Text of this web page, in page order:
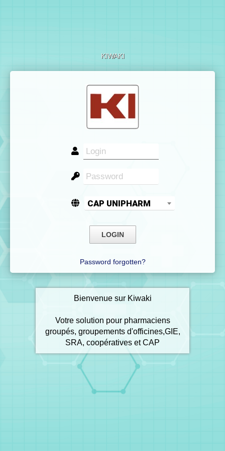
KIWAKI
CAP UNIPHARM
Password forgotten?
Bienvenue sur Kiwaki
Votre solution pour pharmaciens
groupés, groupements d'officines,GIE,
SRA, coopératives et CAP